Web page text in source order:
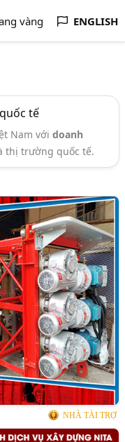
vàng ENGLISH
tế
Nam vớidoanh
thị trường quốc tế.
NHÀ TÀI TRỢ